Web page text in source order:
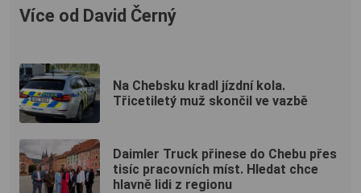
Více od David Černý
Na Chebsku kradl jízdní kola.
Třicetiletý muž skončil ve vazbě
Daimler Truck přinese do Chebu přes
tisíc pracovních míst. Hledat chce
hlavně lidi z regionu